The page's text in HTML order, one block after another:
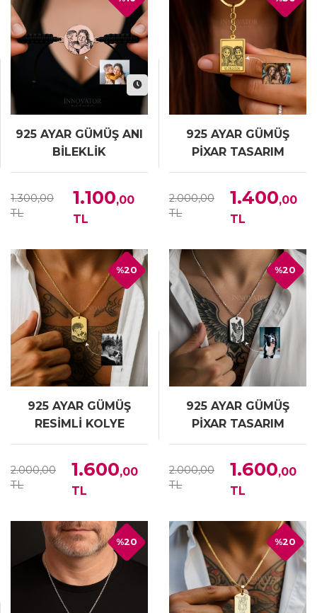
925 AYAR GÜMÜŞ ANI
BİLEKLİK
1.300,00
TL
1.100,00
TL
925 AYAR GÜMÜŞ
PİXAR TASARIM
ANAHTARLIK
2.000,00
TL
1.400,00
TL
925 AYAR GÜMÜŞ
RESİMLİ KOLYE
2.000,00
TL
1.600,00
TL
%20
925 AYAR GÜMÜŞ
PİXAR TASARIM
RESİMLİ KOLYE
2.000,00
TL
1.600,00
TL
%20
%20 %20